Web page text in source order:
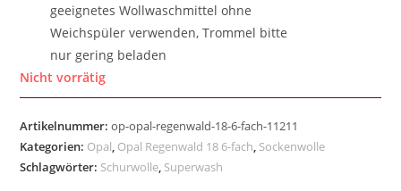
geeignetes Wollwaschmittel ohne
Weichspüler verwenden, Trommel bitte
nur gering beladen
Nicht vorrätig
Artikelnummer:op-opal-regenwald-18-6-fach-11211
Kategorien: Opal, Opal Regenwald 18 6-fach, Sockenwolle
Schlagwörter: Schurwolle, Superwash